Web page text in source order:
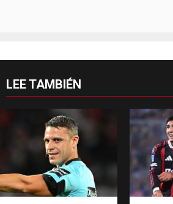
LEE TAMBIÉN